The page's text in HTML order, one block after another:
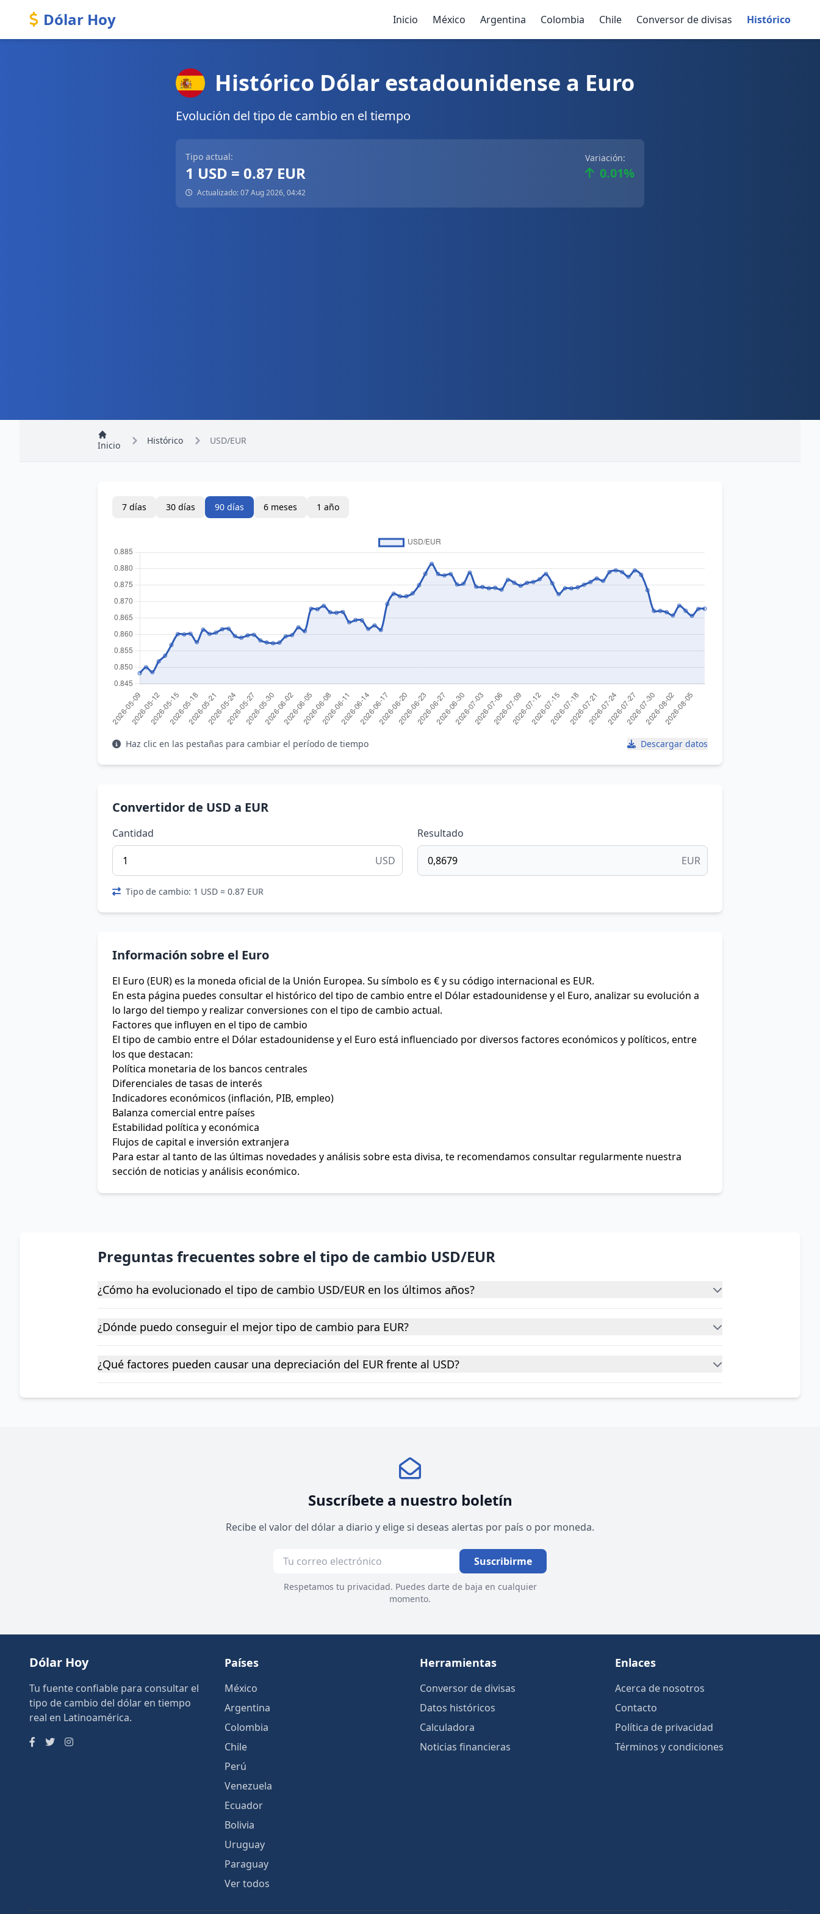
Dólar Hoy Inicio México Argentina Colombia Chile Conversor de divisas Histórico
Histórico Dólar estadounidense a Euro
Evolución del tipo de cambio en el tiempo
Tipo actual:
1 USD = 0.87 EUR
Variación:
0.01%
Actualizado: 07 Aug 2026, 04:42
Inicio Histórico USD/EUR
7 días 30 días 90 días 6 meses 1 año
Haz clic en las pestañas para cambiar el período de tiempo Descargar datos
Convertidor de USD a EUR
Cantidad
USD
Resultado
EUR
Tipo de cambio: 1 USD = 0.87 EUR
Información sobre el Euro
El Euro (EUR) es la moneda oficial de la Unión Europea. Su símbolo es € y su código internacional es EUR.
En esta página puedes consultar el histórico del tipo de cambio entre el Dólar estadounidense y el Euro, analizar su evolución a
lo largo del tiempo y realizar conversiones con el tipo de cambio actual.
Factores que influyen en el tipo de cambio
El tipo de cambio entre el Dólar estadounidense y el Euro está influenciado por diversos factores económicos y políticos, entre
los que destacan:
Política monetaria de los bancos centrales
Diferenciales de tasas de interés
Indicadores económicos (inflación, PIB, empleo)
Balanza comercial entre países
Estabilidad política y económica
Flujos de capital e inversión extranjera
Para estar al tanto de las últimas novedades y análisis sobre esta divisa, te recomendamos consultar regularmente nuestra
sección de noticias y análisis económico.
Preguntas frecuentes sobre el tipo de cambio USD/EUR
¿Cómo ha evolucionado el tipo de cambio USD/EUR en los últimos años?
¿Dónde puedo conseguir el mejor tipo de cambio para EUR?
¿Qué factores pueden causar una depreciación del EUR frente al USD?
Suscríbete a nuestro boletín
Recibe el valor del dólar a diario y elige si deseas alertas por país o por moneda.
Suscribirme
Respetamos tu privacidad. Puedes darte de baja en cualquier
momento.
Dólar Hoy
Tu fuente confiable para consultar el
tipo de cambio del dólar en tiempo
real en Latinoamérica.
Países
México
Argentina
Colombia
Chile
Perú
Venezuela
Ecuador
Bolivia
Uruguay
Paraguay
Ver todos
Herramientas
Conversor de divisas
Datos históricos
Calculadora
Noticias financieras
Enlaces
Acerca de nosotros
Contacto
Política de privacidad
Términos y condiciones